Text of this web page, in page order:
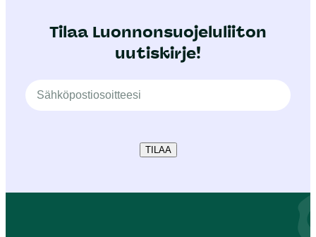
Tilaa Luonnonsuojeluliiton
uutiskirje!
TILAA